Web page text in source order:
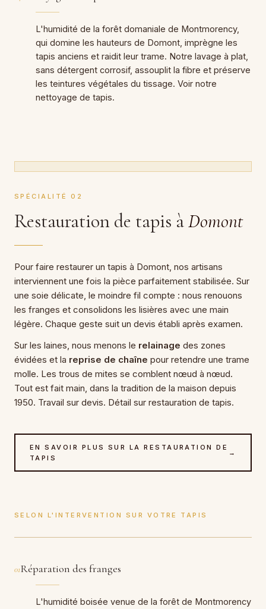
L'humidité de la forêt domaniale de Montmorency,
qui domine les hauteurs de Domont, imprègne les
tapis anciens et raidit leur trame. Notre lavage à plat,
sans détergent corrosif, assouplit la fibre et préserve
les teintures végétales du tissage. Voir notre
nettoyage de tapis.
SPÉCIALITÉ 02
Restauration de tapis àDomont
Pour faire restaurer un tapis à Domont, nos artisans
interviennent une fois la pièce parfaitement stabilisée. Sur
une soie délicate, le moindre fil compte : nous renouons
les franges et consolidons les lisières avec une main
légère. Chaque geste suit un devis établi après examen.
Sur les laines, nous menons le relainage des zones
évidées et la reprise de chaîne pour retendre une trame
molle. Les trous de mites se comblent nœud à nœud.
Tout est fait main, dans la tradition de la maison depuis
1950. Travail sur devis. Détail sur restauration de tapis.
EN SAVOIR PLUS SUR LA RESTAURATION DE
TAPIS
→
SELON L'INTERVENTION SUR VOTRE TAPIS
01Réparation des franges
L'humidité boisée venue de la forêt de Montmorency